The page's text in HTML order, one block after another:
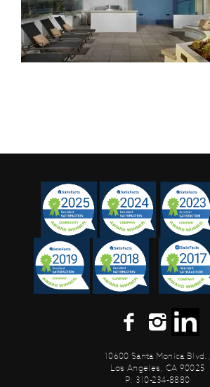
10600 Santa Monica Blvd.,
Los Angeles, CA 90025
P: 310-234-8880